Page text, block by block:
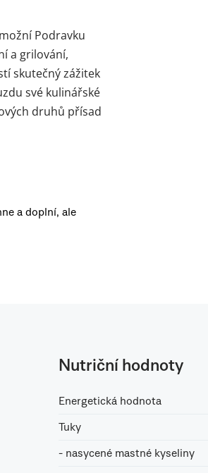
Podravku
a grilování,
skutečný zážitek
své kulinářské
druhů přísad
a doplní, ale
Nutriční hodnoty
Energetická hodnota
Tuky
- nasycené mastné kyseliny